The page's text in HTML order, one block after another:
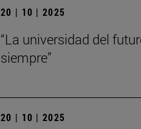
20 | 10 | 2025
“La universidad del
siempre”
20 | 10 | 2025